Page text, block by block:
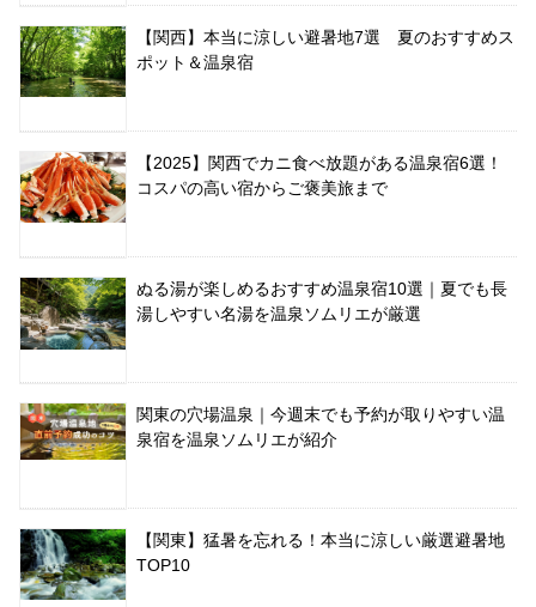
【関西】本当に涼しい避暑地7選 夏のおすすめス
ポット＆温泉宿
【2025】関西でカニ食べ放題がある温泉宿6選！
コスパの高い宿からご褒美旅まで
ぬる湯が楽しめるおすすめ温泉宿10選｜夏でも長
湯しやすい名湯を温泉ソムリエが厳選
関東の穴場温泉｜今週末でも予約が取りやすい温
泉宿を温泉ソムリエが紹介
【関東】猛暑を忘れる！本当に涼しい厳選避暑地
TOP10